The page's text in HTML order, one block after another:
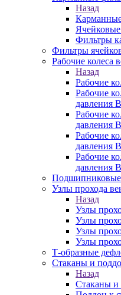
Назад
Фильтры
Фильтры
Рабочие колеса
Назад
Рабочие
Рабочие
давления
Рабочие
давления
Рабочие
давления
Рабочие
давления
Узлы прохода
Назад
Узлы
Узлы
Узлы
Узлы
Т-образные
Стаканы и
Назад
Стаканы и